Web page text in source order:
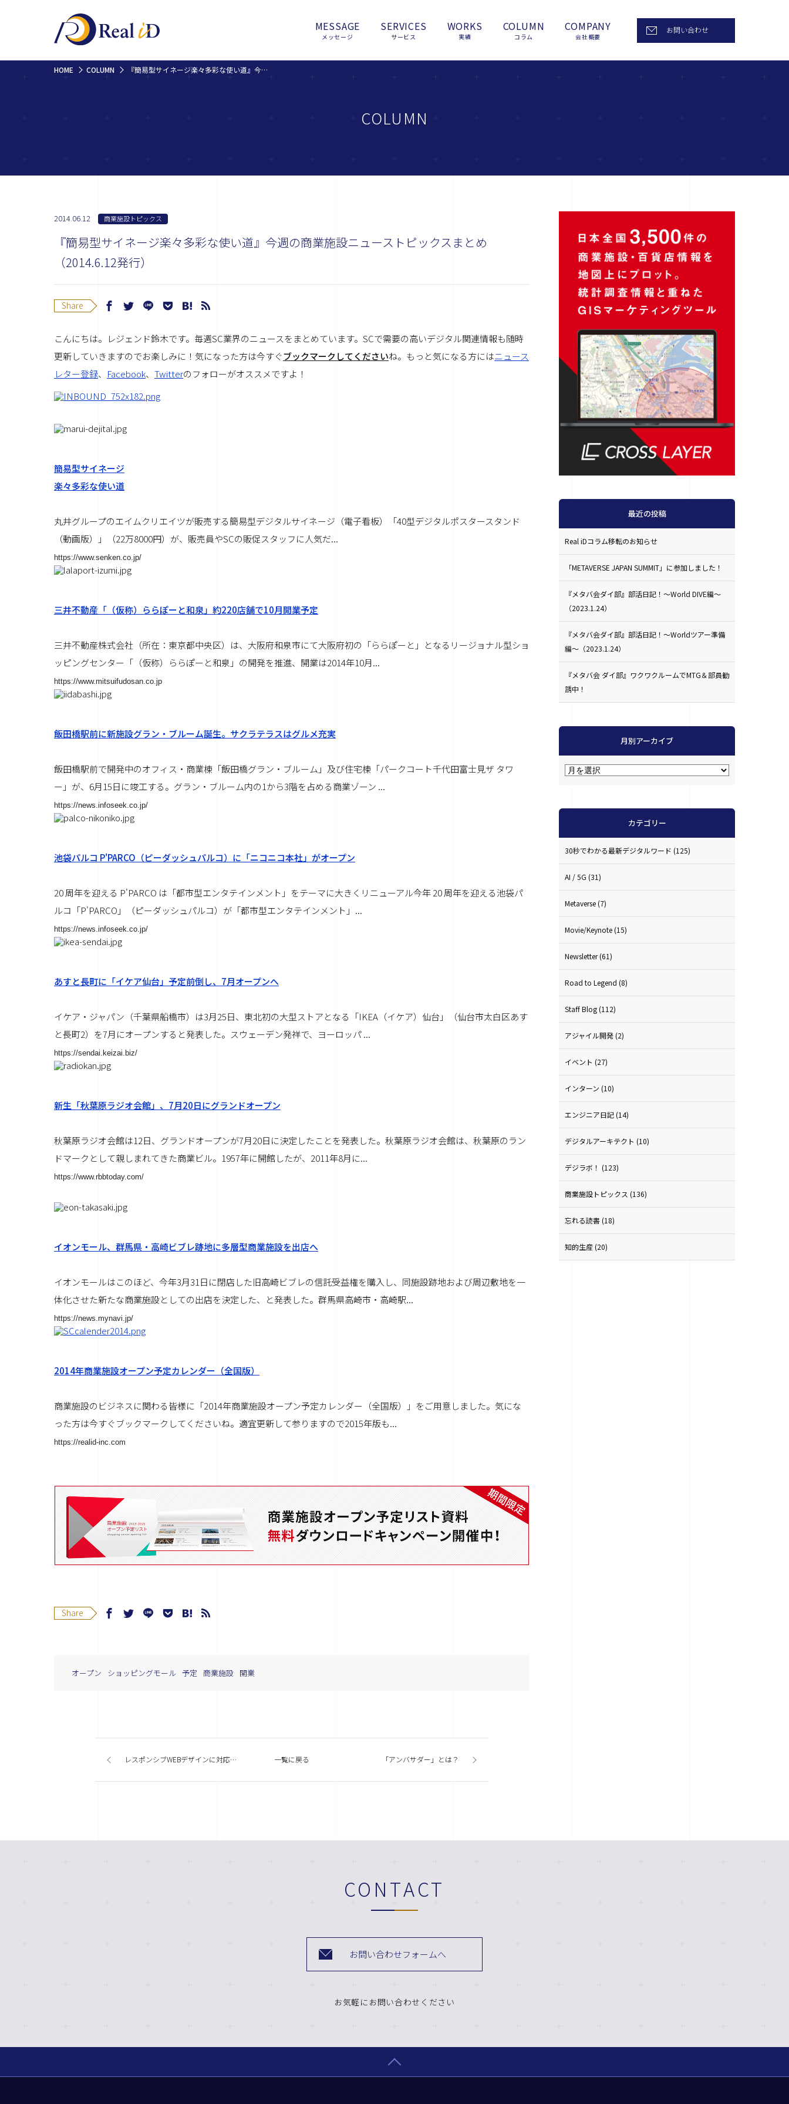
MESSAGE
メッセージ
SERVICES
サービス
WORKS
実績
COLUMN
コラム
COMPANY
会社概要
お問い合わせ
HOME COLUMN 『簡易型サイネージ楽々多彩な使い道』今週の商業施設ニューストピックスまとめ（2014.6.12発行）
COLUMN
2014.06.12 商業施設トピックス
『簡易型サイネージ楽々多彩な使い道』今週の商業施設ニューストピックスまとめ
（2014.6.12発行）
Share
こんにちは。レジェンド鈴木です。毎週SC業界のニュースをまとめています。SCで需要の高いデジタル関連情報も随時
更新していきますのでお楽しみに！ 気になった方は今すぐブックマークしてくださいね。もっと気になる方にはニュース
レター登録、 Facebook、 Twitterのフォローがオススメですよ！
簡易型サイネージ
楽々多彩な使い道
丸井グループのエイムクリエイツが販売する簡易型デジタルサイネージ（電子看板）「40型デジタルポスタースタンド
（動画版）」（22万8000円）が、販売員やSCの販促スタッフに人気だ...
https://www.senken.co.jp/
三井不動産「（仮称）ららぽーと和泉」約220店舗で10月開業予定
三井不動産株式会社（所在：東京都中央区）は、大阪府和泉市にて大阪府初の「ららぽーと」となるリージョナル型ショ
ッピングセンター「（仮称）ららぽーと和泉」の開発を推進、開業は2014年10月...
https://www.mitsuifudosan.co.jp
飯田橋駅前に新施設グラン・ブルーム誕生。サクラテラスはグルメ充実
飯田橋駅前で開発中のオフィス・商業棟「飯田橋グラン・ブルーム」及び住宅棟「パークコート千代田富士見ザ タワ
ー」が、6月15日に竣工する。グラン・ブルーム内の1から3階を占める商業ゾーン ...
https://news.infoseek.co.jp/
池袋パルコ P'PARCO（ピーダッシュパルコ）に「ニコニコ本社」がオープン
20 周年を迎える P'PARCO は「都市型エンタテインメント」をテーマに大きくリニューアル今年 20 周年を迎える池袋パ
ルコ「P'PARCO」（ピーダッシュパルコ）が「都市型エンタテインメント」 ...
https://news.infoseek.co.jp/
あすと長町に「イケア仙台」予定前倒し、7月オープンへ
イケア・ジャパン（千葉県船橋市）は3月25日、東北初の大型ストアとなる「IKEA（イケア）仙台」（仙台市太白区あす
と長町2）を7月にオープンすると発表した。スウェーデン発祥で、ヨーロッパ...
https://sendai.keizai.biz/
新生「秋葉原ラジオ会館」、7月20日にグランドオープン
秋葉原ラジオ会館は12日、グランドオープンが7月20日に決定したことを発表した。秋葉原ラジオ会館は、秋葉原のラン
ドマークとして親しまれてきた商業ビル。1957年に開館したが、2011年8月に...
https://www.rbbtoday.com/
イオンモール、群馬県・高崎ビブレ跡地に多層型商業施設を出店へ
イオンモールはこのほど、今年3月31日に閉店した旧高崎ビブレの信託受益権を購入し、同施設跡地および周辺敷地を一
体化させた新たな商業施設としての出店を決定した、と発表した。群馬県高崎市・高崎駅...
https://news.mynavi.jp/
2014年商業施設オープン予定カレンダー（全国版）
商業施設のビジネスに関わる皆様に「2014年商業施設オープン予定カレンダー（全国版）」をご用意しました。気にな
った方は今すぐブックマークしてくださいね。適宜更新して参りますので2015年版も...
https://realid-inc.com
Share
オープン ショッピングモール 予定 商業施設 開業
レスポンシブWEBデザインに対応した商業施設WEBサイトまとめ 一覧に戻る 「アンバサダー」とは？
最近の投稿
Real iDコラム移転のお知らせ
「METAVERSE JAPAN SUMMIT」に参加しました！
『メタバ会ダイ部』部活日記！〜World DIVE編〜
（2023.1.24）
『メタバ会ダイ部』部活日記！〜Worldツアー準備
編〜（2023.1.24）
『メタバ会 ダイ部』ワクワクルームでMTG＆部員勧
誘中！
月別アーカイブ
カテゴリー
30秒でわかる最新デジタルワード (125)
AI / 5G (31)
Metaverse(7)
Movie/Keynote(15)
Newsletter(61)
Road to Legend (8)
Staff Blog(112)
アジャイル開発(2)
イベント (27)
インターン (10)
エンジニア日記(14)
デジタルアーキテクト (10)
デジラボ！ (123)
商業施設トピックス (136)
忘れる読書(18)
知的生産(20)
CONTACT
お問い合わせフォームへ
お気軽にお問い合わせください